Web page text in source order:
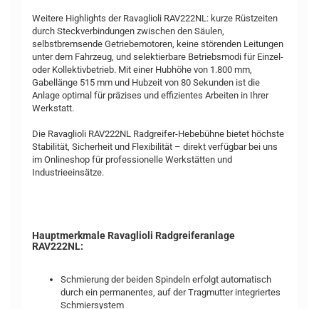
Weitere Highlights der Ravaglioli RAV222NL: kurze Rüstzeiten
durch Steckverbindungen zwischen den Säulen,
selbstbremsende Getriebemotoren, keine störenden Leitungen
unter dem Fahrzeug, und selektierbare Betriebsmodi für Einzel-
oder Kollektivbetrieb. Mit einer Hubhöhe von 1.800 mm,
Gabellänge 515 mm und Hubzeit von 80 Sekunden ist die
Anlage optimal für präzises und effizientes Arbeiten in Ihrer
Werkstatt.
Die Ravaglioli RAV222NL Radgreifer-Hebebühne bietet höchste
Stabilität, Sicherheit und Flexibilität – direkt verfügbar bei uns
im Onlineshop für professionelle Werkstätten und
Industrieeinsätze.
Hauptmerkmale Ravaglioli Radgreiferanlage
RAV222NL:
Schmierung der beiden Spindeln erfolgt automatisch
durch ein permanentes, auf der Tragmutter integriertes
Schmiersystem